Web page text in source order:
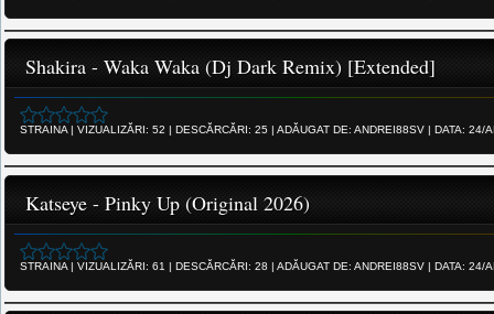
Shakira - Waka Waka (Dj Dark Remix) [Extended]
STRAINA| VIZUALIZĂRI: 52 | DESCĂRCĂRI: 25 | ADĂUGAT DE: ANDREI88SV | DATA: 24/
Katseye - Pinky Up (Original 2026)
STRAINA| VIZUALIZĂRI: 61 | DESCĂRCĂRI: 28 | ADĂUGAT DE: ANDREI88SV | DATA: 24/